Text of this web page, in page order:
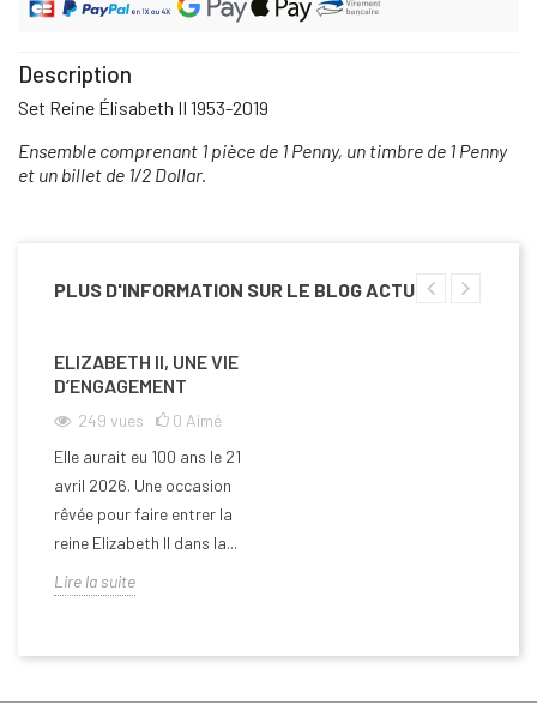
Description
Set Reine Élisabeth II 1953-2019
Ensemble comprenant 1 pièce de 1 Penny, un timbre de 1 Penny
et un billet de 1/2 Dollar.
PLUS D'INFORMATION SUR LE BLOG ACTU
ELIZABETH II, UNE VIE
D’ENGAGEMENT
249 vues 0 Aimé
Elle aurait eu 100 ans le 21
avril 2026. Une occasion
rêvée pour faire entrer la
reine Elizabeth II dans la...
Lire la suite